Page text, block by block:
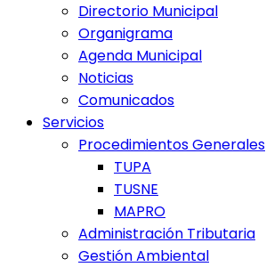
Directorio Municipal
Organigrama
Agenda Municipal
Noticias
Comunicados
Servicios
Procedimientos Generales
TUPA
TUSNE
MAPRO
Administración Tributaria
Gestión Ambiental